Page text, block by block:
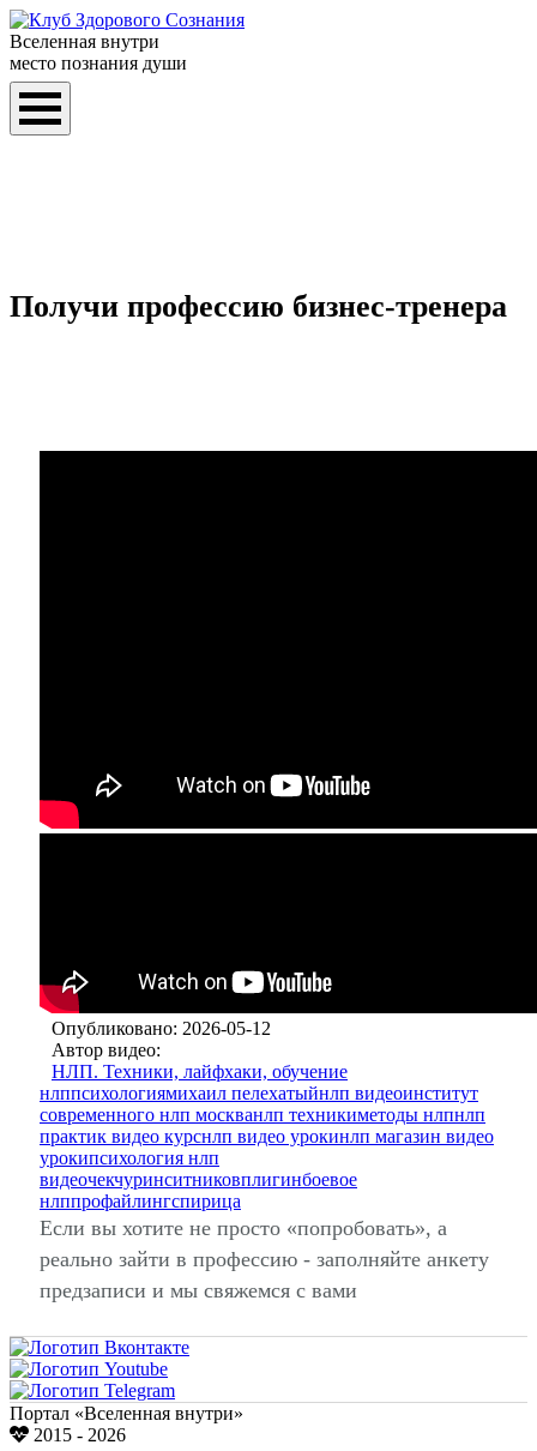
Вселенная внутри
место познания души
Получи профессию бизнес-тренера
Опубликовано: 2026-05-12
Автор видео:
НЛП. Техники, лайфхаки, обучение
нлппсихологиямихаил пелехатыйнлп видеоинститут
современного нлп москванлп техникиметоды нлпнлп
практик видео курснлп видео урокинлп магазин видео
урокипсихология нлп
видеочекчуринситниковплигинбоевое
нлппрофайлингспирица
Если вы хотите не просто «попробовать», а
реально зайти в профессию - заполняйте анкету
предзаписи и мы свяжемся с вами
Портал «Вселенная внутри»
2015 - 2026